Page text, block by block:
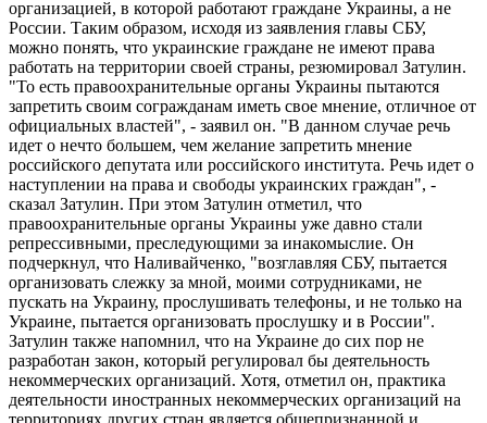
организацией, в которой работают граждане Украины, а не
России. Таким образом, исходя из заявления главы СБУ,
можно понять, что украинские граждане не имеют права
работать на территории своей страны, резюмировал Затулин.
"То есть правоохранительные органы Украины пытаются
запретить своим согражданам иметь свое мнение, отличное от
официальных властей", - заявил он. "В данном случае речь
идет о нечто большем, чем желание запретить мнение
российского депутата или российского института. Речь идет о
наступлении на права и свободы украинских граждан", -
сказал Затулин. При этом Затулин отметил, что
правоохранительные органы Украины уже давно стали
репрессивными, преследующими за инакомыслие. Он
подчеркнул, что Наливайченко, "возглавляя СБУ, пытается
организовать слежку за мной, моими сотрудниками, не
пускать на Украину, прослушивать телефоны, и не только на
Украине, пытается организовать прослушку и в России".
Затулин также напомнил, что на Украине до сих пор не
разработан закон, который регулировал бы деятельность
некоммерческих организаций. Хотя, отметил он, практика
деятельности иностранных некоммерческих организаций на
территориях других стран является общепризнанной и